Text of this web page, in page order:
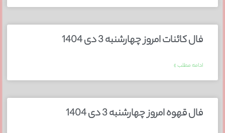
فال کائنات امروز چهارشنبه 3 دی 1404
ادامه مطلب »
فال قهوه امروز چهارشنبه 3 دی 1404